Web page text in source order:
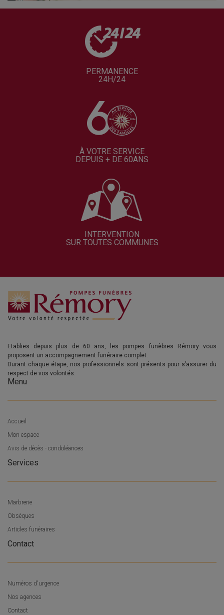
PERMANENCE
24H/24
À VOTRE SERVICE
DEPUIS + DE 60ANS
INTERVENTION
SUR TOUTES COMMUNES
Etablies depuis plus de 60 ans, les pompes funèbres Rémory vous
proposent un accompagnement funéraire complet.
Durant chaque étape, nos professionnels sont présents pour s’assurer du
respect de vos volontés.
Menu
Accueil
Mon espace
Avis de décès - condoléances
Services
Marbrerie
Obsèques
Articles funéraires
Contact
Numéros d'urgence
Nos agences
Contact